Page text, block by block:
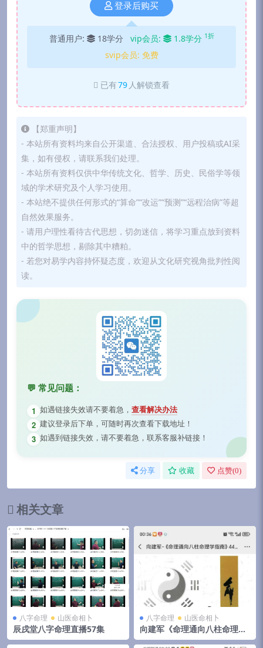
登录后购买
普通用户: 18学分 vip会员: 1.8学分 1折
svip会员: 免费
已有79 人解锁查看
【郑重声明】
- 本站所有资料均来自公开渠道、合法授权、用户投稿或AI采
集，如有侵权，请联系我们处理。
- 本站所有资料仅供中华传统文化、哲学、历史、民俗学等领
域的学术研究及个人学习使用。
- 本站绝不提供任何形式的“算命”“改运”“预测”“远程治病”等超
自然效果服务。
- 请用户理性看待古代思想，切勿迷信，将学习重点放到资料
中的哲学思想，剔除其中糟粕。
- 若您对易学内容持怀疑态度，欢迎从文化研究视角批判性阅
读。
💬 常见问题：
1 如遇链接失效请不要着急， 查看解决办法
2 建议登录后下单，可随时再次查看下载地址！
3 如遇到链接失效，请不要着急，联系客服补链接！
分享 收藏 点赞(0)
相关文章
八字命理 山医命相卜
辰戌堂八字命理直播57集
八字命理 山医命相卜
向建军《命理通向八柱命理学
指南》446页